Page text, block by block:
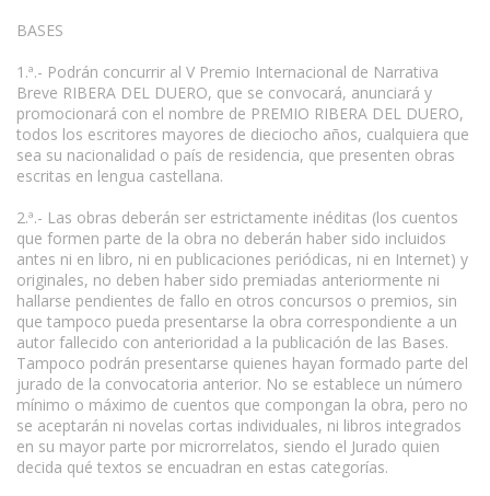
BASES
1.ª.- Podrán concurrir al V Premio Internacional de Narrativa
Breve RIBERA DEL DUERO, que se convocará, anunciará y
promocionará con el nombre de PREMIO RIBERA DEL DUERO,
todos los escritores mayores de dieciocho años, cualquiera que
sea su nacionalidad o país de residencia, que presenten obras
escritas en lengua castellana.
2.ª.- Las obras deberán ser estrictamente inéditas (los cuentos
que formen parte de la obra no deberán haber sido incluidos
antes ni en libro, ni en publicaciones periódicas, ni en Internet) y
originales, no deben haber sido premiadas anteriormente ni
hallarse pendientes de fallo en otros concursos o premios, sin
que tampoco pueda presentarse la obra correspondiente a un
autor fallecido con anterioridad a la publicación de las Bases.
Tampoco podrán presentarse quienes hayan formado parte del
jurado de la convocatoria anterior. No se establece un número
mínimo o máximo de cuentos que compongan la obra, pero no
se aceptarán ni novelas cortas individuales, ni libros integrados
en su mayor parte por microrrelatos, siendo el Jurado quien
decida qué textos se encuadran en estas categorías.